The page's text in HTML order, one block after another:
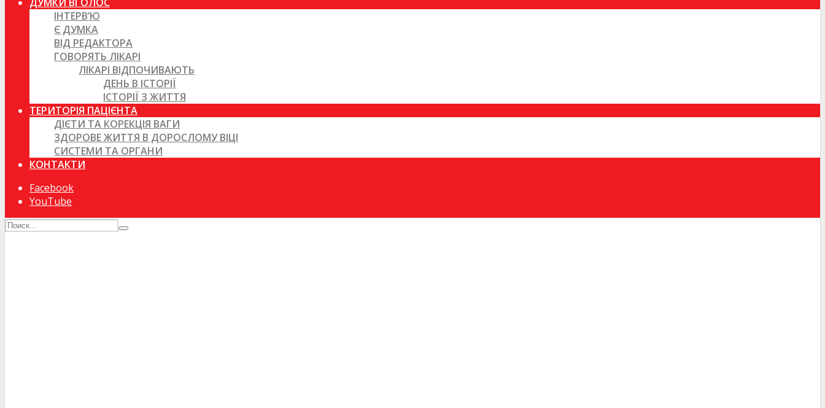
ІНТЕРВ’Ю
Є ДУМКА
ВІД РЕДАКТОРА
ГОВОРЯТЬ ЛІКАРІ
ЛІКАРІ ВІДПОЧИВАЮТЬ
ДЕНЬ В ІСТОРІЇ
ІСТОРІЇ З ЖИТТЯ
ТЕРИТОРІЯ ПАЦІЄНТА
ДІЄТИ ТА КОРЕКЦІЯ ВАГИ
ЗДОРОВЕ ЖИТТЯ В ДОРОСЛОМУ ВІЦІ
СИСТЕМИ ТА ОРГАНИ
КОНТАКТИ
Facebook
YouTube